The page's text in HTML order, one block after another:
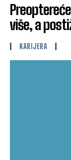
više, a
KARIJERA